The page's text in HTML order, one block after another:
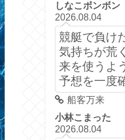
しなこボンボン
2026.08.04
競艇で負け
気持ちが荒
来を使うよ
予想を一度
船客万来
小林こまった
2026.08.04